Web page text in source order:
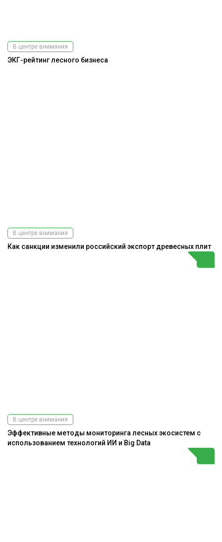
В центре внимания
ЭКГ-рейтинг лесного бизнеса
В центре внимания
Как санкции изменили российский экспорт древесных плит
В центре внимания
Эффективные методы мониторинга лесных экосистем с
использованием технологий ИИ и Big Data